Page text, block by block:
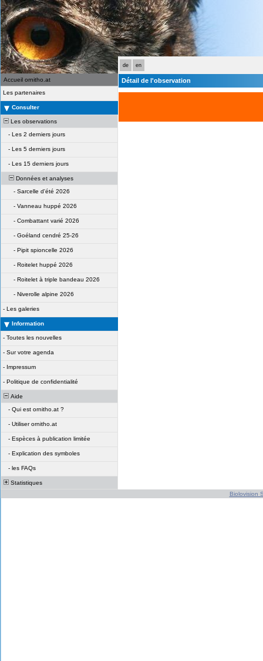
de en
Accueil ornitho.at
Les partenaires
Consulter
Les observations
- Les 2 derniers jours
- Les 5 derniers jours
- Les 15 derniers jours
Données et analyses
- Sarcelle d'été 2026
- Vanneau huppé 2026
- Combattant varié 2026
- Goéland cendré 25-26
- Pipit spioncelle 2026
- Roitelet huppé 2026
- Roitelet à triple bandeau 2026
- Niverolle alpine 2026
- Les galeries
Information
- Toutes les nouvelles
- Sur votre agenda
- Impressum
- Politique de confidentialité
Aide
- Qui est ornitho.at ?
- Utiliser ornitho.at
- Espèces à publication limitée
- Explication des symboles
- les FAQs
Statistiques
Détail de l'observation
Biolovision